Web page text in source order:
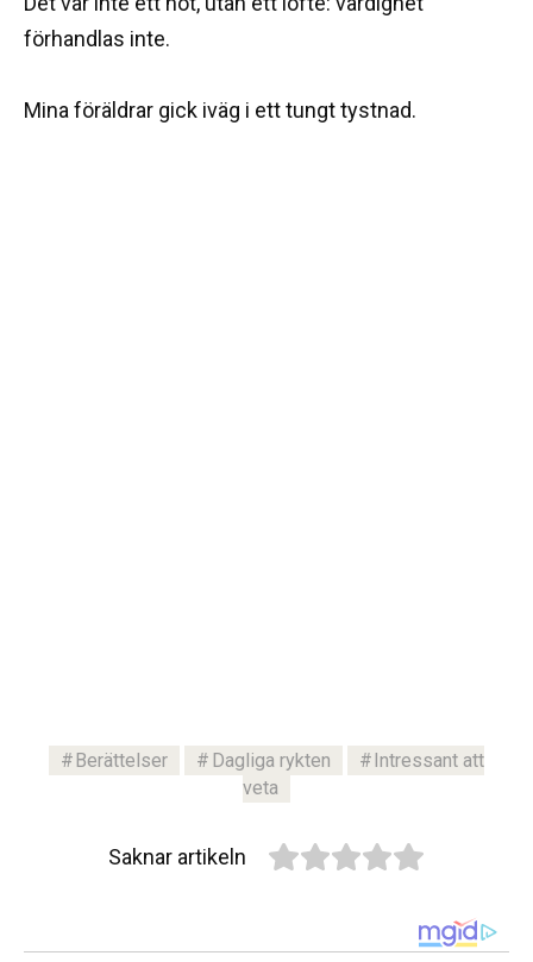
förhandlas inte.
Mina föräldrar gick iväg i ett tungt tystnad.
Berättelser Dagliga rykten
Intressant att
veta
Saknar artikeln